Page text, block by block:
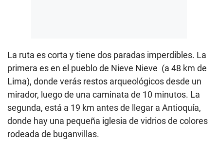
La ruta es corta y tiene dos paradas imperdibles. La
primera es en el pueblo de Nieve Nieve (a 48 km de
Lima), donde verás restos arqueológicos desde un
mirador, luego de una caminata de 10 minutos. La
segunda, está a 19 km antes de llegar a Antioquía,
donde hay una pequeña iglesia de vidrios de colores
rodeada de buganvillas.